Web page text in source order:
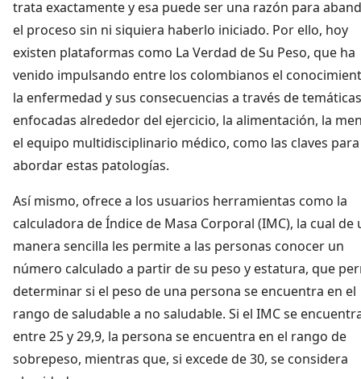
trata exactamente y esa puede ser una razón para
el proceso sin ni siquiera haberlo iniciado. Por ello, hoy
existen plataformas como La Verdad de Su Peso, que ha
venido impulsando entre los colombianos el
la enfermedad y sus consecuencias a través de temáticas
enfocadas alrededor del ejercicio, la alimentación, la
el equipo multidisciplinario médico, como las claves para
abordar estas patologías.
Así mismo, ofrece a los usuarios herramientas como la
calculadora de Índice de Masa Corporal (IMC), la cual de
manera sencilla les permite a las personas conocer un
número calculado a partir de su peso y estatura, que
determinar si el peso de una persona se encuentra en el
rango de saludable a no saludable. Si el IMC se
entre 25 y 29,9, la persona se encuentra en el rango de
sobrepeso, mientras que, si excede de 30, se considera